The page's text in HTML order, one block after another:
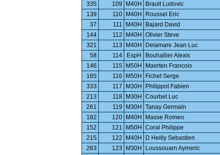
335
109 M40H
Brault Ludovic
139
110 M40H
Roussel Eric
37
111 M40H
Bajard David
144
112 M40H
Olivier Steve
321
113 M40H
Delamare Jean Luc
58
114 EspH
Bouhallier Alexis
146
115 M50H
Maerten Francois
165
116 M50H
Fichet Serge
333
117 M30H
Philippot Fabien
213
118 M30H
Courbet Luc
261
119 M30H
Tanay Germain
182
120 M40H
Masse Romeo
152
121 M50H
Coral Philippe
215
122 M40H
D Heilly Sebastien
263
123 M30H
Loussouarn Aymeric